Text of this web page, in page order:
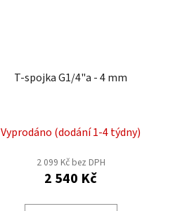
T-spojka G1/4"a - 4 mm
Vyprodáno (dodání 1-4 týdny)
2 099 Kč bez DPH
2 540 Kč